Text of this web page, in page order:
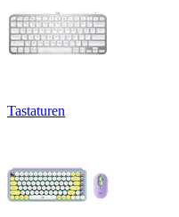
Tastaturen